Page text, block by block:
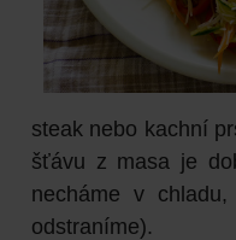
steak nebo kachní
šťávu z masa je
necháme v
odstraníme).